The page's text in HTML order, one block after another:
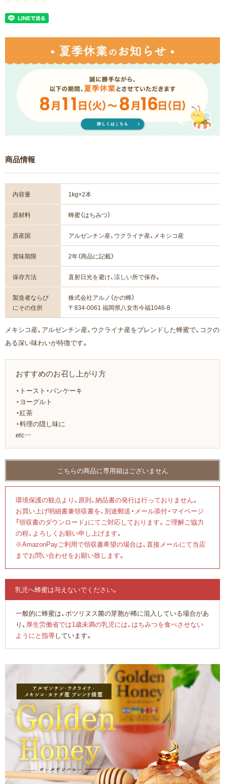
商品情報
内容量 1kg×2本
原材料 蜂蜜（はちみつ）
原産国 アルゼンチン産、ウクライナ産、メキシコ産
賞味期限 2年（商品に記載）
保存方法 直射日光を避け、涼しい所で保存。
製造者ならび
にその住所
株式会社アルノ（かの蜂）
〒834-0061 福岡県八女市今福1046-8
メキシコ産、アルゼンチン産、ウクライナ産をブレンドした蜂蜜で、コクの
ある深い味わいが特徴です。
おすすめのお召し上がり方
・トースト・パンケーキ
・ヨーグルト
・紅茶
・料理の隠し味に
etc…
環境保護の観点より、原則、納品書の発行は行っておりません。
お買い上げ明細書兼領収書を、別途郵送・メール添付・マイページ
「領収書のダウンロード」にてご対応しております。ご理解ご協力
の程、よろしくお願い申し上げます。
※AmazonPayご利用で領収書希望の場合は、直接メールにて当店
までお問い合わせをお願い致します。
乳児へ蜂蜜は与えないでください。
一般的に蜂蜜は、ボツリヌス菌の芽胞が稀に混入している場合があ
り、 厚生労働省では1歳未満の乳児には、はちみつを食べさせない
ようにと指導しています。